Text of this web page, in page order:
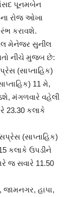
પૂનમબેન
ના રોજ ઓખા
કરાવશે.
મેનેજર સુનીલ
નીચે મુજબ છે:
(સાપ્તાહિક)
11 મે,
મંગળવારે વહેલી
23.30 કલાકે
(સાપ્તાહિક)
કલાકે ઉપડીને
જ સવારે 11.50
જામનગર, હાપા,